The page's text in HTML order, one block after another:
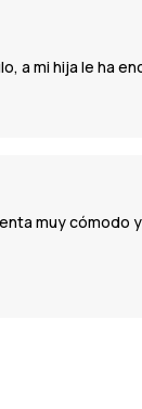
a mi hija le ha
muy cómodo